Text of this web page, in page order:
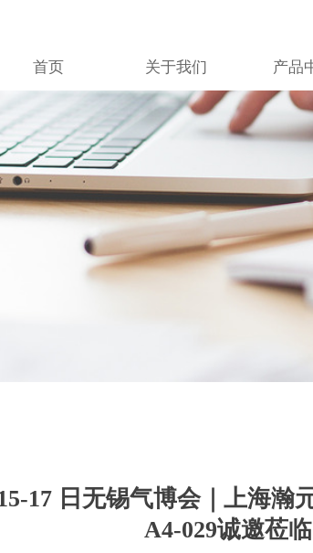
首页 关于我们 产品
17 日无锡气博会｜上海瀚
A4-029诚邀莅临